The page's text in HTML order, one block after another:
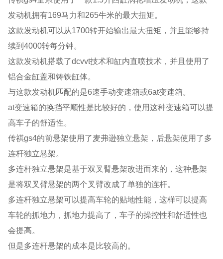
发动机拥有169马力和265牛米的最大扭矩。
这款发动机可以从1700转开始输出最大扭矩，并且能够持
续到4000转每分钟。
这款发动机搭载了dcvvt技术和缸内直喷技术，并且使用了
铝合金缸盖和铸铁缸体。
与这款发动机匹配的是6速手动变速箱或6at变速箱。
at变速箱的换挡平顺性是比较好的，使用这种变速箱可以提
高车子的舒适性。
传祺gs4的前悬架使用了麦弗逊独立悬架，后悬架使用了多
连杆独立悬架。
多连杆独立悬架是基于双叉臂悬架改进而来的，这种悬架
是将双叉臂悬架的两个叉臂改成了单独的连杆。
多连杆独立悬架可以提高车轮的贴地性能，这样可以提高
车轮的抓地力，抓地力提高了，车子的操控性和舒适性也
会提高。
但是多连杆悬架的成本是比较高的。